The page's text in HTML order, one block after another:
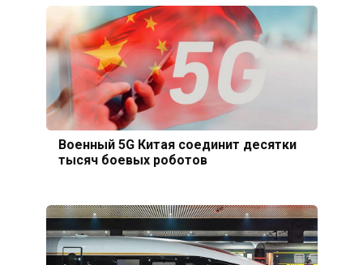
Военный 5G Китая соединит десятки
тысяч боевых роботов